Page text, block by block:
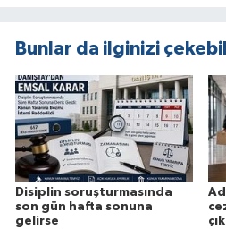
Bunlar da ilginizi
Disiplin soruşturmasında
son gün hafta sonuna
gelirse